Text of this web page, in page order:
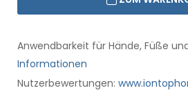
Anwendbarkeit für Hände, Füße
Informationen
Nutzerbewertungen: